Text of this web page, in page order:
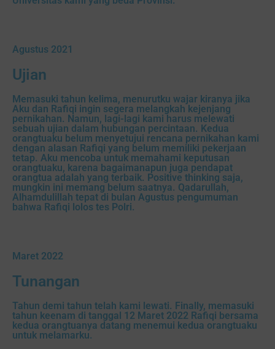
Agustus 2021
Ujian
Memasuki tahun kelima, menurutku wajar kiranya jika
Aku dan Rafiqi ingin segera melangkah kejenjang
pernikahan. Namun, lagi-lagi kami harus melewati
sebuah ujian dalam hubungan percintaan. Kedua
orangtuaku belum menyetujui rencana pernikahan kami
dengan alasan Rafiqi yang belum memiliki pekerjaan
tetap. Aku mencoba untuk memahami keputusan
orangtuaku, karena bagaimanapun juga pendapat
orangtua adalah yang terbaik. Positive thinking saja,
mungkin ini memang belum saatnya. Qadarullah,
Alhamdulillah tepat di bulan Agustus pengumuman
bahwa Rafiqi lolos tes Polri.
Maret 2022
Tunangan
Tahun demi tahun telah kami lewati. Finally, memasuki
tahun keenam di tanggal 12 Maret 2022 Rafiqi bersama
kedua orangtuanya datang menemui kedua orangtuaku
untuk melamarku.